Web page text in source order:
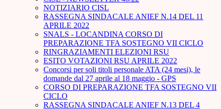
NOTIZIARIO CISL
RASSEGNA SINDACALE ANIEF N.14 DEL 11
APRILE 2022
SNALS - LOCANDINA CORSO DI
PREPARAZIONE TFA SOSTEGNO VII CICLO
RINGRAZIAMENTI ELEZIONI RSU
ESITO VOTAZIONI RSU APRILE 2022
Concorsi per soli titoli personale ATA (24 mesi), le
domande dal 27 aprile al 18 maggio - GPS
CORSO DI PREPARAZIONE TFA SOSTEGNO VII
CICLO
RASSEGNA SINDACALE ANIEF N.13 DEL 4